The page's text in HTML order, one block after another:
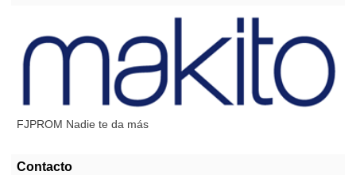
FJPROM Nadie te da más
Contacto